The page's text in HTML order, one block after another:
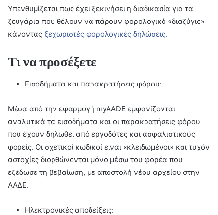
Υπενθυμίζεται πως έχει ξεκινήσει η διαδικασία για τα
ζευγάρια που θέλουν να πάρουν φορολογικό «διαζύγιο»
κάνοντας ξεχωριστές φορολογικές δηλώσεις.
Τι να προσέξετε
Εισοδήματα και παρακρατήσεις φόρου:
Μέσα από την εφαρμογή myAADE εμφανίζονται
αναλυτικά τα εισοδήματα και οι παρακρατήσεις φόρου
που έχουν δηλωθεί από εργοδότες και ασφαλιστικούς
φορείς. Οι σχετικοί κωδικοί είναι «κλειδωμένοι» και τυχόν
αστοχίες διορθώνονται μόνο μέσω του φορέα που
εξέδωσε τη βεβαίωση, με αποστολή νέου αρχείου στην
ΑΑΔΕ.
Ηλεκτρονικές αποδείξεις: